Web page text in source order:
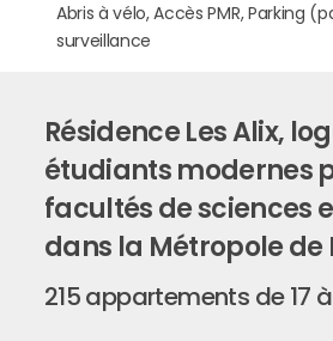
Abris à vélo, Accès PMR, Parking
surveillance
Résidence Les Alix,
étudiants modernes
facultés de sciences
dans la Métropole de
215 appartements de 17